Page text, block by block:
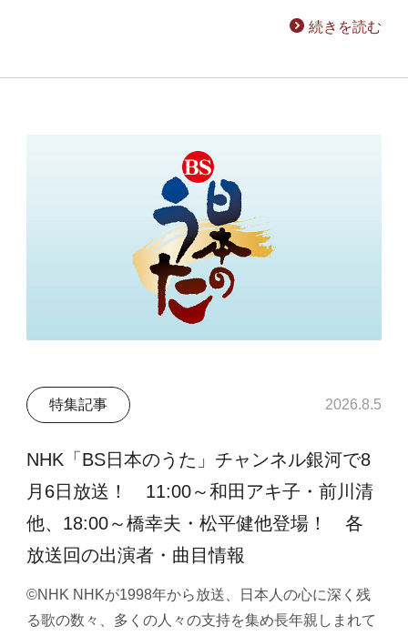
続きを読む
特集記事 2026.8.5
NHK「BS日本のうた」チャンネル銀河で8
月6日放送！ 11:00～和田アキ子・前川清
他、18:00～橋幸夫・松平健他登場！ 各
放送回の出演者・曲目情報
©NHK NHKが1998年から放送、日本人の心に深く残
る歌の数々、多くの人々の支持を集め長年親しまれて